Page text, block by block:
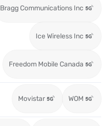
Bragg Communications Inc
Ice Wireless Inc
Freedom Mobile Canada
Movistar WOM